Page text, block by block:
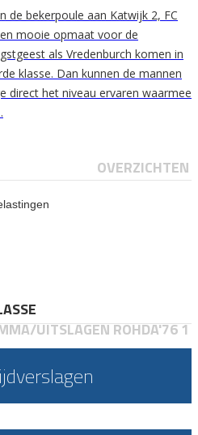
de bekerpoule aan Katwijk 2, FC
mooie opmaat voor de
als Vredenburch komen in
klasse. Dan kunnen de mannen
direct het niveau ervaren waarmee
OVERZICHTEN
UITSLAGEN ROHDA'76 1